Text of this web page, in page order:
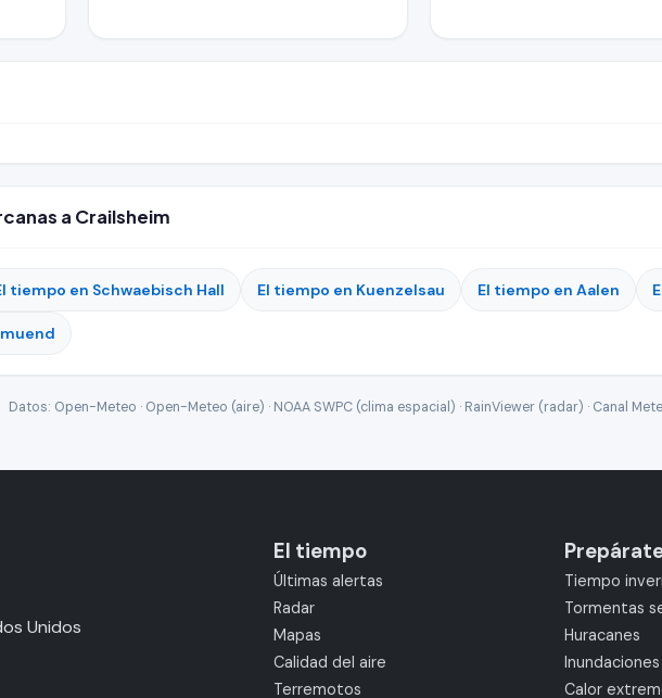
a Crailsheim
tiempo en Schwaebisch Hall El tiempo en Kuenzelsau El tiempo en Aalen
Datos: Open-Meteo · Open-Meteo (aire) · NOAA SWPC (clima espacial) · RainViewer (radar) · Canal
Unidos
El tiempo
Últimas alertas
Radar
Mapas
Calidad del aire
Terremotos
Tiempo
Tormentas
Huracanes
Inundaciones
Calor